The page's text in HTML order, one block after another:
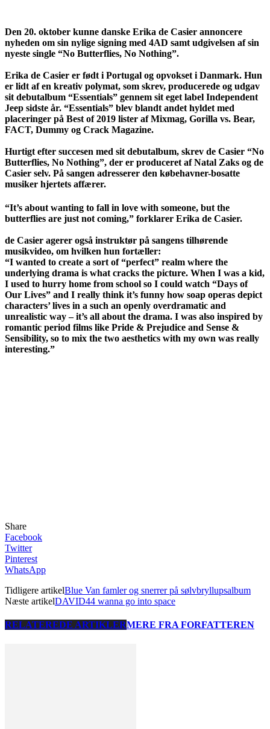
Den 20. oktober kunne danske Erika de Casier annoncere
nyheden om sin nylige signing med 4AD samt udgivelsen af sin
nyeste single “No Butterflies, No Nothing”.
Erika de Casier er født i Portugal og opvokset i Danmark. Hun
er lidt af en kreativ polymat, som skrev, producerede og udgav
sit debutalbum “Essentials” gennem sit eget label Independent
Jeep sidste år. “Essentials” blev blandt andet hyldet med
placeringer på Best of 2019 lister af Mixmag, Gorilla vs. Bear,
FACT, Dummy og Crack Magazine.
Hurtigt efter succesen med sit debutalbum, skrev de Casier “No
Butterflies, No Nothing”, der er produceret af Natal Zaks og de
Casier selv. På sangen adresserer den købehavner-bosatte
musiker hjertets affærer.
“It’s about wanting to fall in love with someone, but the
butterflies are just not coming,” forklarer Erika de Casier.
de Casier agerer også instruktør på sangens tilhørende
musikvideo, om hvilken hun fortæller:
“I wanted to create a sort of “perfect” realm where the
underlying drama is what cracks the picture. When I was a kid,
I used to hurry home from school so I could watch “Days of
Our Lives” and I really think it’s funny how soap operas depict
characters’ lives in a such an openly overdramatic and
unrealistic way – it’s all about the drama. I was also inspired by
romantic period films like Pride & Prejudice and Sense &
Sensibility, so to mix the two aesthetics with my own was really
interesting.”
Share
Facebook
Twitter
Pinterest
WhatsApp
Tidligere artikelBlue Van famler og snerrer på sølvbryllupsalbum
Næste artikelDAVID44 wanna go into space
RELATEREDE ARTIKLERMERE FRA FORFATTEREN